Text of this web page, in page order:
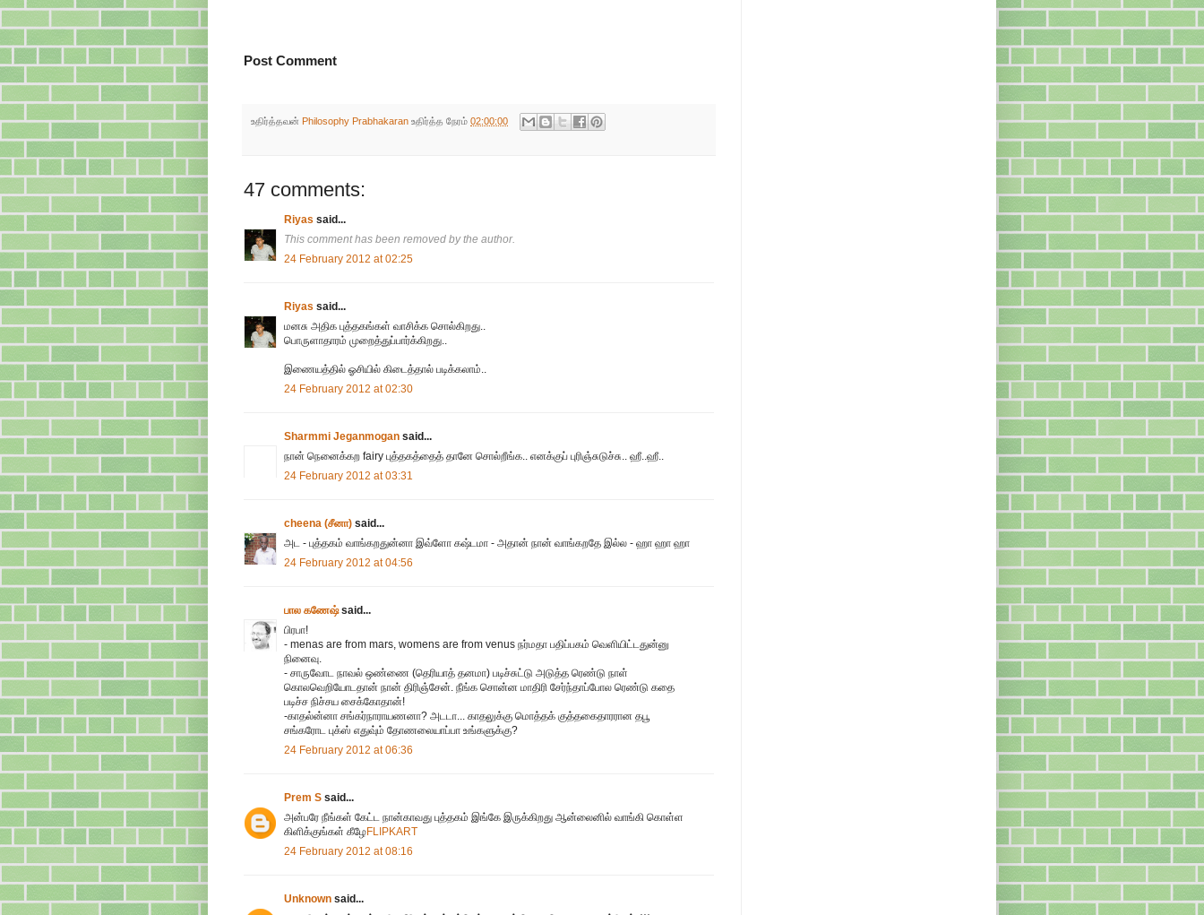
Post Comment
உதிர்த்தவன் Philosophy Prabhakaran உதிர்த்த நேரம் 02:00:00
47 comments:
Riyas said...
This comment has been removed by the author.
24 February 2012 at 02:25
Riyas said...
மனசு அதிக புத்தகங்கள் வாசிக்க சொல்கிறது..
பொருளாதாரம் முறைத்துப்பார்க்கிறது..
இணையத்தில் ஓசியில் கிடைத்தால் படிக்கலாம்..
24 February 2012 at 02:30
Sharmmi Jeganmogan said...
நான் நெனைக்கற fairy புத்தகத்தைத் தானே சொல்றீங்க.. எனக்குப் புரிஞ்சுடுச்சு.. ஹீ..ஹீ..
24 February 2012 at 03:31
cheena (சீனா) said...
அட - புத்தகம் வாங்கறதுன்னா இவ்ளோ கஷ்டமா - அதான் நான் வாங்கறதே இல்ல - ஹா ஹா ஹா
24 February 2012 at 04:56
பால கணேஷ்said...
பிரபா!
- menas are from mars, womens are from venus நர்மதா பதிப்பகம் வெளியிட்டதுன்னு
நினைவு.
- சாருவோட நாவல் ஒண்ணை (தெரியாத் தனமா) படிச்சுட்டு அடுத்த ரெண்டு நாள்
கொலவெறியோடதான் நான் திரிஞ்சேன். நீங்க சொன்ன மாதிரி சேர்ந்தாப்போல ரெண்டு கதை
படிச்ச நிச்சய சைக்கோதான்!
-காதல்ன்னா சங்கர்நாராயணனா? அடடா... காதலுக்கு மொத்தக் குத்தகைதாரரான தபூ
சங்கரோட புக்ஸ் எதுவு்ம் தோணலையாப்பா உங்களுக்கு?
24 February 2012 at 06:36
Prem S said...
அன்பரே நீங்கள் கேட்ட நான்காவது புத்தகம் இங்கே இருக்கிறது ஆன்லைனில் வாங்கி கொள்ள
கிளிக்குங்கள் கீழேFLIPKART
24 February 2012 at 08:16
Unknown said...